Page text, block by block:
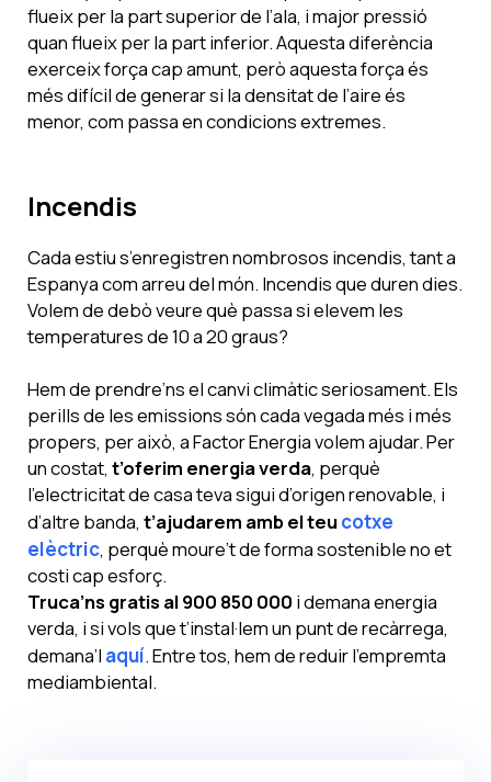
flueix per la part superior de l’ala, i major pressió
quan flueix per la part inferior. Aquesta diferència
exerceix força cap amunt, però aquesta força és
més difícil de generar si la densitat de l’aire és
menor, com passa en condicions extremes.
Incendis
Cada estiu s’enregistren nombrosos incendis, tant a
Espanya com arreu del món. Incendis que duren dies.
Volem de debò veure què passa si elevem les
temperatures de 10 a 20 graus?
Hem de prendre’ns el canvi climàtic seriosament. Els
perills de les emissions són cada vegada més i més
propers, per això, a Factor Energia volem ajudar. Per
un costat, t’oferim energia verda, perquè
l’electricitat de casa teva sigui d’origen renovable, i
d’altre banda, t’ajudarem amb el teucotxe
elèctric, perquè moure’t de forma sostenible no et
costi cap esforç.
Truca’ns gratis al 900 850 000 i demana energia
verda, i si vols que t’instal·lem un punt de recàrrega,
demana’l aquí. Entre tos, hem de reduir l’empremta
mediambiental.